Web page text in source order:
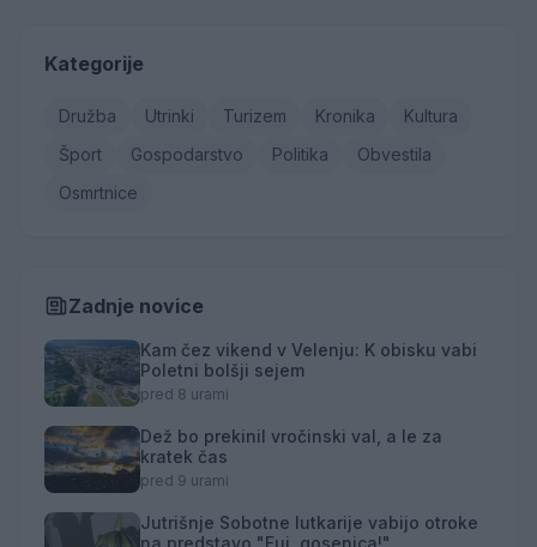
Kategorije
Družba Utrinki Turizem Kronika
Kultura
Šport
Gospodarstvo Politika
Obvestila
Osmrtnice
Zadnje novice
Kam čez vikend v Velenju: K obisku vabi
Poletni bolšji sejem
pred 8 urami
Dež bo prekinil vročinski val, a le za
kratek čas
pred 9 urami
Jutrišnje Sobotne lutkarije vabijo otroke
na predstavo "Fuj, gosenica!"